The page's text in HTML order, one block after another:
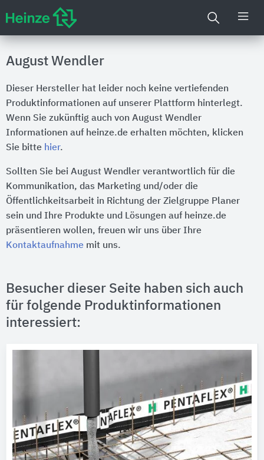
August Wendler
Dieser Hersteller hat leider noch keine vertiefenden
Produktinformationen auf unserer Plattform hinterlegt.
Wenn Sie zukünftig auch von August Wendler
Informationen auf heinze.de erhalten möchten, klicken
Sie bitte hier.
Sollten Sie bei August Wendler verantwortlich für die
Kommunikation, das Marketing und/oder die
Öffentlichkeitsarbeit in Richtung der Zielgruppe Planer
sein und Ihre Produkte und Lösungen auf heinze.de
präsentieren wollen, freuen wir uns über Ihre
Kontaktaufnahme mit uns.
Besucher dieser Seite haben sich auch
für folgende Produktinformationen
interessiert: